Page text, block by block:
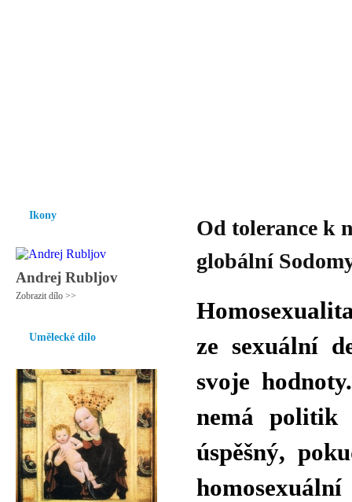
Ikony
Andrej Rubljov
Zobrazit dílo >>
Umělecké dílo
Od tolerance k
globální
ze sexuální
svoje
nemá
úspěšný,